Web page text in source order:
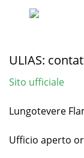
ULIAS:
Sito ufficiale
Lungotevere
Ufficio aperto